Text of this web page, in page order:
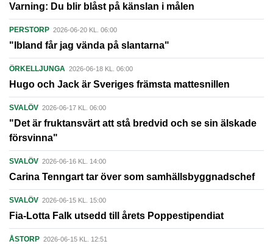
Varning: Du blir blåst på känslan i målen
PERSTORP 2026-06-20 KL. 06:00
"Ibland får jag vända på slantarna"
ÖRKELLJUNGA 2026-06-18 KL. 06:00
Hugo och Jack är Sveriges främsta mattesnillen
SVALÖV 2026-06-17 KL. 06:00
"Det är fruktansvärt att stå bredvid och se sin älskade
försvinna"
SVALÖV 2026-06-16 KL. 14:00
Carina Tenngart tar över som samhällsbyggnadschef
SVALÖV 2026-06-15 KL. 15:00
Fia-Lotta Falk utsedd till årets Poppestipendiat
ÅSTORP 2026-06-15 KL. 12:51